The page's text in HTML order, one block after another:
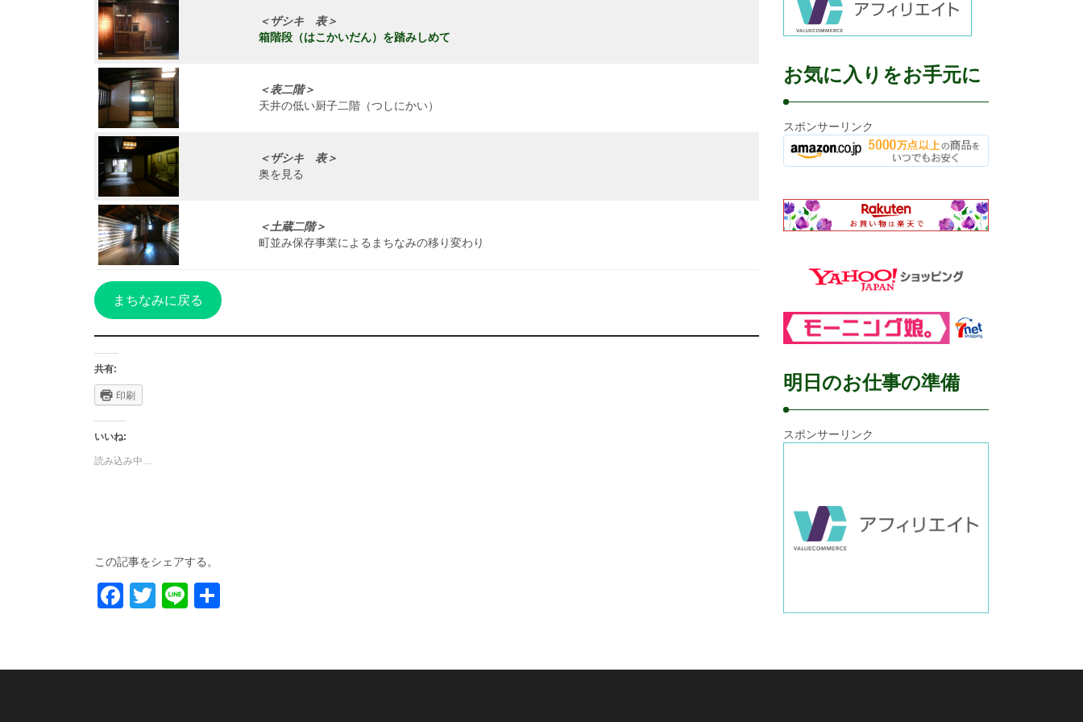
＜ザシキ 表＞
箱階段（はこかいだん）を踏みしめて
＜表二階＞
天井の低い厨子二階（つしにかい）
＜ザシキ 表＞
奥を見る
＜土蔵二階＞
町並み保存事業によるまちなみの移り変わり
まちなみに戻る
共有:
印刷
いいね:
読み込み中…
この記事をシェアする。
Facebook
Twitter
Line
お気に入りをお手元に
スポンサーリンク
明日のお仕事の準備
スポンサーリンク